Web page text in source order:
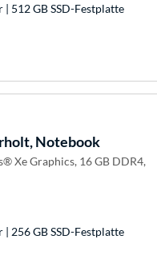
512 GB SSD-Festplatte
Notebook
Xe Graphics, 16 GB DDR4,
256 GB SSD-Festplatte